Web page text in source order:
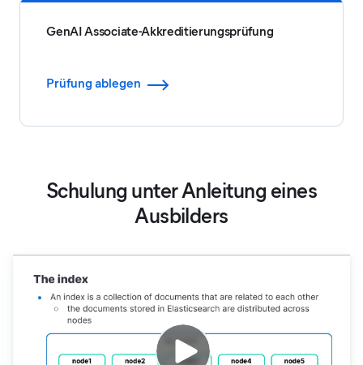
GenAI Associate-Akkreditierungsprüfung
Prüfung ablegen
Schulung unter Anleitung eines
Ausbilders
Elasticsearch Engineer